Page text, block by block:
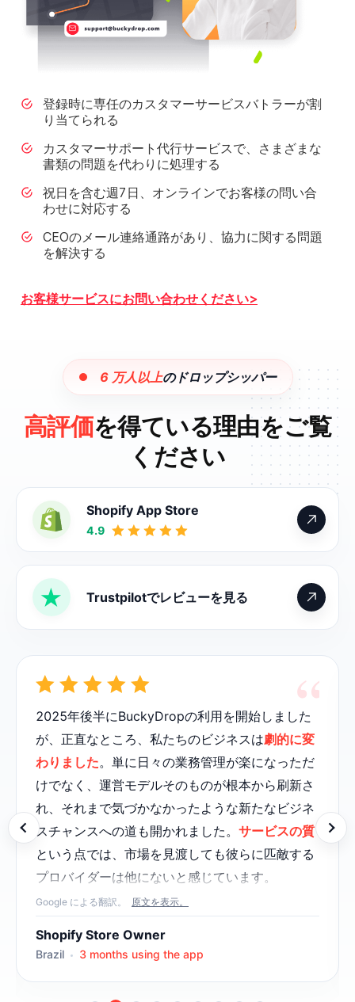
登録時に専任のカスタマーサービスバトラーが割
り当てられる
カスタマーサポート代行サービスで、さまざまな
書類の問題を代わりに処理する
祝日を含む週7日、オンラインでお客様の問い合
わせに対応する
CEOのメール連絡通路があり、協力に関する問題
を解決する
お客様サービスにお問い合わせください
6 万人以上のドロップシッパー
高評価を得ている理由をご覧
ください
Shopify App Store
4.9
Trustpilotでレビューを見る
“
2025年後半にBuckyDropの利用を開始しました
が、正直なところ、私たちのビジネスは劇的に変
わりました。単に日々の業務管理が楽になっただ
けでなく、運営モデルそのものが根本から刷新さ
れ、それまで気づかなかったような新たなビジネ
スチャンスへの道も開かれました。 サービスの質
という点では、市場を見渡しても彼らに匹敵する
プロバイダーは他にないと感じています。
カスタマーサポートは傑出しています。よくある
機械的でマニュアル通りの対応とは異なり、
細やかで心からの親身な対応をしてくれますし、
Google による翻訳。 原文を表示。
Shopify Store Owner
Brazil 3 months using the app